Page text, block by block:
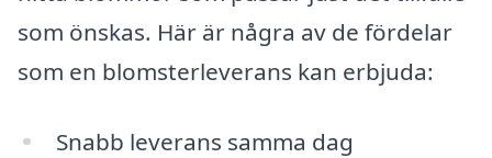
som önskas. Här är några av de fördelar
som en blomsterleverans kan erbjuda:
Snabb leverans samma dag